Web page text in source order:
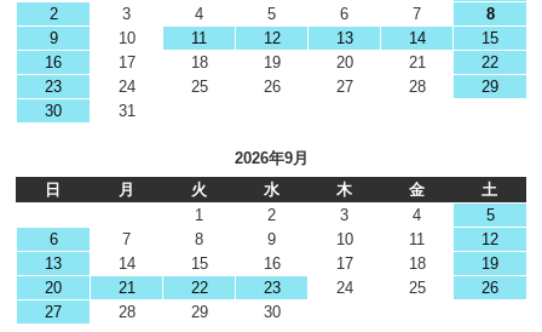
2
3 4 5 6 7
8
9
10 11 12 13 14
15
16
17 18 19 20 21
22
23
24 25 26 27 28
29
30
31
2026年9月
日
月 火 水 木 金
土
1
2 3 4
5
6
7 8 9 10 11
12
13
14 15 16 17 18
19
20
21 22 23 24 25
26
27
28 29 30